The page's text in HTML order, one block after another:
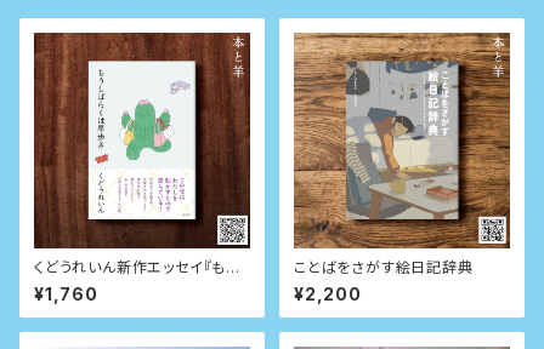
くどうれいん新作エッセイ『もう
しばらくは早歩き』
¥1,760
ことばをさがす絵日記辞典
¥2,200